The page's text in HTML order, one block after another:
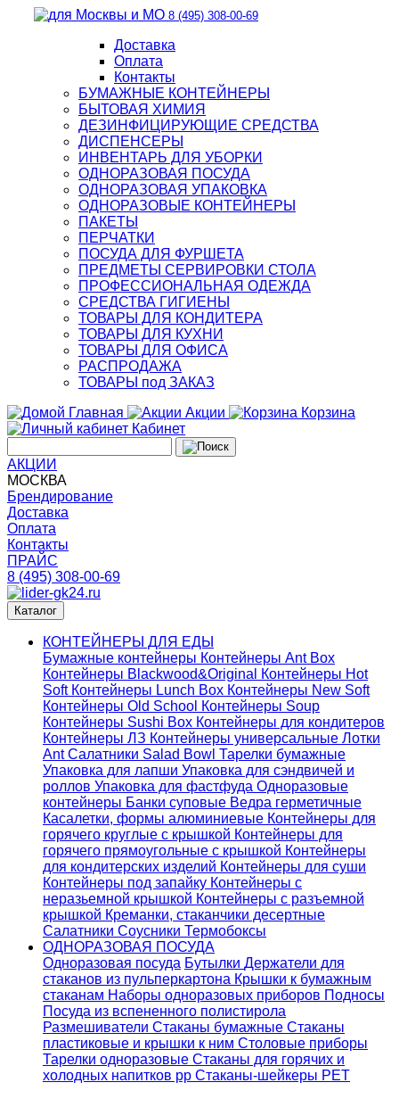
8 (495) 308-00-69
Доставка
Оплата
Контакты
БУМАЖНЫЕ КОНТЕЙНЕРЫ
БЫТОВАЯ ХИМИЯ
ДЕЗИНФИЦИРУЮЩИЕ СРЕДСТВА
ДИСПЕНСЕРЫ
ИНВЕНТАРЬ ДЛЯ УБОРКИ
ОДНОРАЗОВАЯ ПОСУДА
ОДНОРАЗОВАЯ УПАКОВКА
ОДНОРАЗОВЫЕ КОНТЕЙНЕРЫ
ПАКЕТЫ
ПЕРЧАТКИ
ПОСУДА ДЛЯ ФУРШЕТА
ПРЕДМЕТЫ СЕРВИРОВКИ СТОЛА
ПРОФЕССИОНАЛЬНАЯ ОДЕЖДА
СРЕДСТВА ГИГИЕНЫ
ТОВАРЫ ДЛЯ КОНДИТЕРА
ТОВАРЫ ДЛЯ КУХНИ
ТОВАРЫ ДЛЯ ОФИСА
РАСПРОДАЖА
ТОВАРЫ под ЗАКАЗ
Главная
Акции
Корзина
Кабинет
АКЦИИ
МОСКВА
Брендирование
Доставка
Оплата
Контакты
ПРАЙС
8 (495) 308-00-69
Каталог
КОНТЕЙНЕРЫ ДЛЯ ЕДЫ
Бумажные контейнеры Контейнеры Ant Box
Контейнеры Blackwood&Original
Контейнеры Hot
Soft Контейнеры Lunch Box Контейнеры New Soft
Контейнеры Old School Контейнеры Soup
Контейнеры Sushi Box Контейнеры для кондитеров
Контейнеры ЛЗ Контейнеры универсальные Лотки
AntСалатники Salad Bowl Тарелки бумажные
Упаковка для лапши Упаковка для сэндвичей и
роллов Упаковка для фастфуда Одноразовые
контейнеры Банки суповые Ведра герметичные
Касалетки, формы алюминиевые Контейнеры для
горячего круглые с крышкой Контейнеры для
горячего прямоугольные с крышкой Контейнеры
для кондитерских изделий Контейнеры для суши
Контейнеры под запайку Контейнеры с
неразьемной крышкой Контейнеры с разъемной
крышкой Креманки, стаканчики десертные
Салатники Соусники Термобоксы
ОДНОРАЗОВАЯ ПОСУДА
Одноразовая посуда Бутылки Держатели для
стаканов из пульперкартона Крышки к бумажным
стаканам Наборы одноразовых приборов Подносы
Посуда из вспененного полистирола
Размешиватели Стаканы бумажные Стаканы
пластиковые и крышки к ним Столовые приборы
Тарелки одноразовые Стаканы для горячих и
холодных напитков pp Стаканы-шейкеры PET